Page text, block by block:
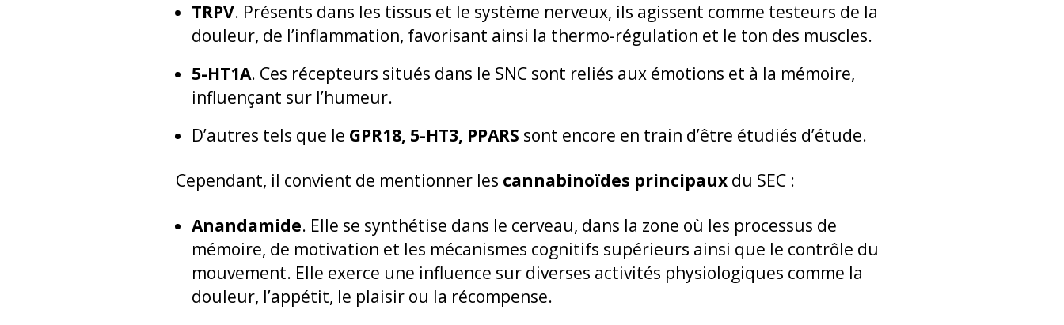
TRPV. Présents dans les tissus et le système nerveux, ils agissent comme testeurs de la
douleur, de l’inflammation, favorisant ainsi la thermo-régulation et le ton des muscles.
5-HT1A. Ces récepteurs situés dans le SNC sont reliés aux émotions et à la mémoire,
influençant sur l’humeur.
D’autres tels que le GPR18, 5-HT3, PPARS sont encore en train d’être étudiés d’étude.
Cependant, il convient de mentionner les cannabinoïdes principaux du SEC :
Anandamide. Elle se synthétise dans le cerveau, dans la zone où les processus de
mémoire, de motivation et les mécanismes cognitifs supérieurs ainsi que le contrôle du
mouvement. Elle exerce une influence sur diverses activités physiologiques comme la
douleur, l’appétit, le plaisir ou la récompense.